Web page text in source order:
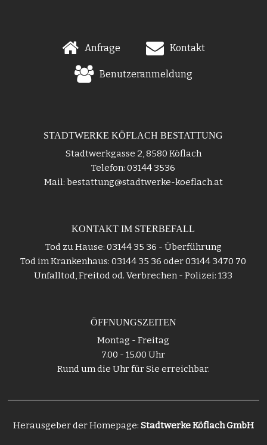
Anfrage Kontakt
Benutzeranmeldung
STADTWERKE KÖFLACH BESTATTUNG
Stadtwerkgasse 2, 8580 Köflach
Telefon: 03144 3536
Mail: bestattung@stadtwerke-koeflach.at
KONTAKT IM STERBEFALL
Tod zu Hause: 03144 35 36 - Überführung
Tod im Krankenhaus: 03144 35 36 oder 03144 3470 70
Unfalltod, Freitod od. Verbrechen - Polizei: 133
ÖFFNUNGSZEITEN
Montag - Freitag
7.00 - 15.00 Uhr
Rund um die Uhr für Sie erreichbar.
Herausgeber der Homepage: Stadtwerke Köflach GmbH